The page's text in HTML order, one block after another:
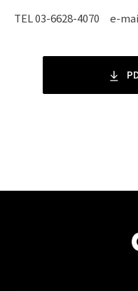
TEL 03-6628-4070 e-